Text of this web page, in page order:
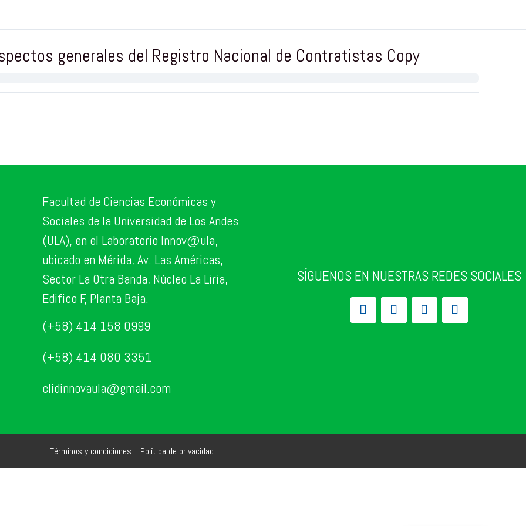
generales del Registro Nacional de Contratistas Copy
Facultad de Ciencias Económicas y
Sociales de la Universidad de Los Andes
(ULA), en el Laboratorio Innov@ula,
ubicado en Mérida, Av. Las Américas,
Sector La Otra Banda, Núcleo La Liria,
Edifico F, Planta Baja.
(+58) 414 158 0999
(+58) 414 080 3351
clidinnovaula@gmail.com
SÍGUENOS EN NUESTRAS REDES SOCIALES
Términos y condiciones | Política de privacidad